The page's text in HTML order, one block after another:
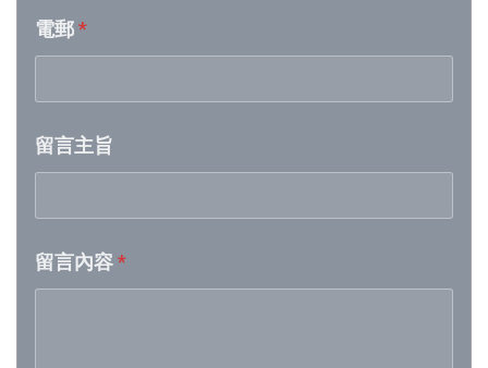
Week 22│2026-5-30
Week 20│2026-5-16
Week 18│2026-5-2
電郵*
留言主旨
留言內容*